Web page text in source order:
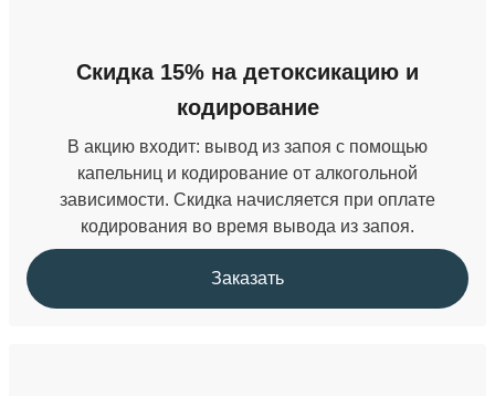
Скидка 15% на детоксикацию и
кодирование
В акцию входит: вывод из запоя с помощью
капельниц и кодирование от алкогольной
зависимости. Скидка начисляется при оплате
кодирования во время вывода из запоя.
Заказать